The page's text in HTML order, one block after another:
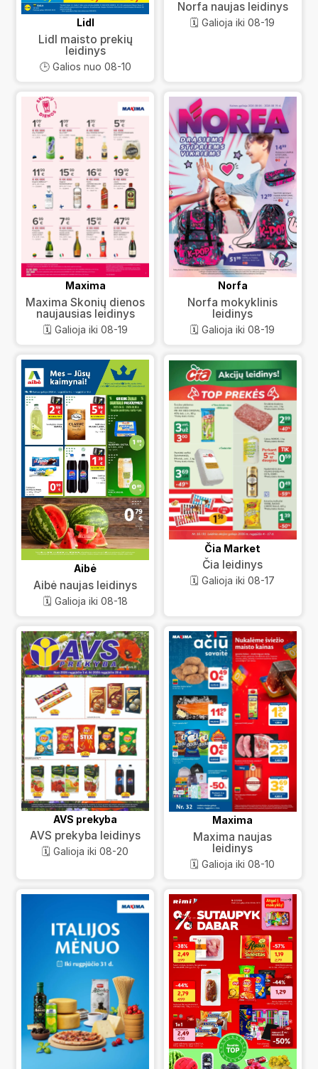
Lidl
Lidl maisto prekių
leidinys
🕒 Galios nuo 08-10
Norfa naujas leidinys
🗓️ Galioja iki 08-19
Maxima
Maxima Skonių dienos
naujausias leidinys
🗓️ Galioja iki 08-19
Norfa
Norfa mokyklinis
leidinys
🗓️ Galioja iki 08-19
Aibė
Aibė naujas leidinys
🗓️ Galioja iki 08-18
Čia Market
Čia leidinys
🗓️ Galioja iki 08-17
AVS prekyba
AVS prekyba leidinys
🗓️ Galioja iki 08-20
Maxima
Maxima naujas
leidinys
🗓️ Galioja iki 08-10